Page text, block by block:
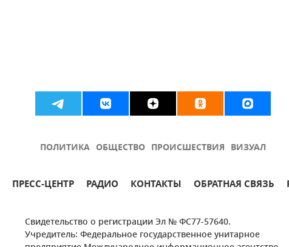
ПОЛИТИКА ОБЩЕСТВО ПРОИСШЕСТВИЯ ВИЗУАЛ
ПРЕСС-ЦЕНТР РАДИО КОНТАКТЫ ОБРАТНАЯ СВЯЗЬ
Свидетельство о регистрации Эл № ФС77-57640.
Учредитель: Федеральное государственное унитарное